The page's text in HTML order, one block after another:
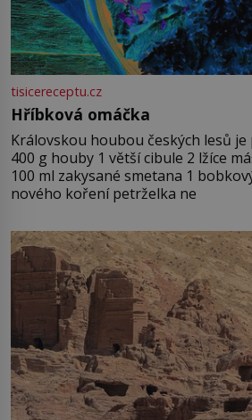
tisicereceptu.cz
Hříbková omáčka
Královskou houbou českých lesů je pravý
400 g houby 1 větší cibule 2 lžíce
100 ml zakysané smetana 1
nového koření petrželka ne